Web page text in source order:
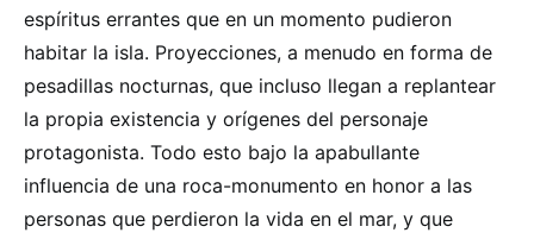
espíritus errantes que en un momento pudieron
habitar la isla. Proyecciones, a menudo en forma de
pesadillas nocturnas, que incluso llegan a replantear
la propia existencia y orígenes del personaje
protagonista. Todo esto bajo la apabullante
influencia de una roca-monumento en honor a las
personas que perdieron la vida en el mar, y que